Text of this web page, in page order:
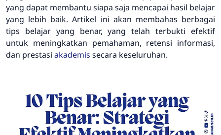
yang dapat membantu siapa saja mencapai hasil belajar
yang lebih baik. Artikel ini akan membahas berbagai
tips belajar yang benar, yang telah terbukti efektif
untuk meningkatkan pemahaman, retensi informasi,
dan prestasi akademis secara keseluruhan.